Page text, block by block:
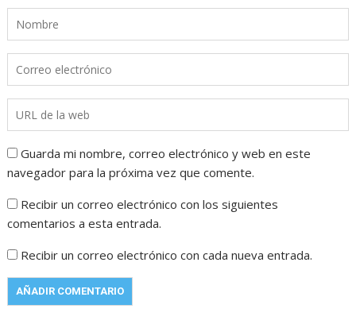
Guarda mi nombre, correo electrónico y web en este
navegador para la próxima vez que comente.
Recibir un correo electrónico con los siguientes
comentarios a esta entrada.
Recibir un correo electrónico con cada nueva entrada.